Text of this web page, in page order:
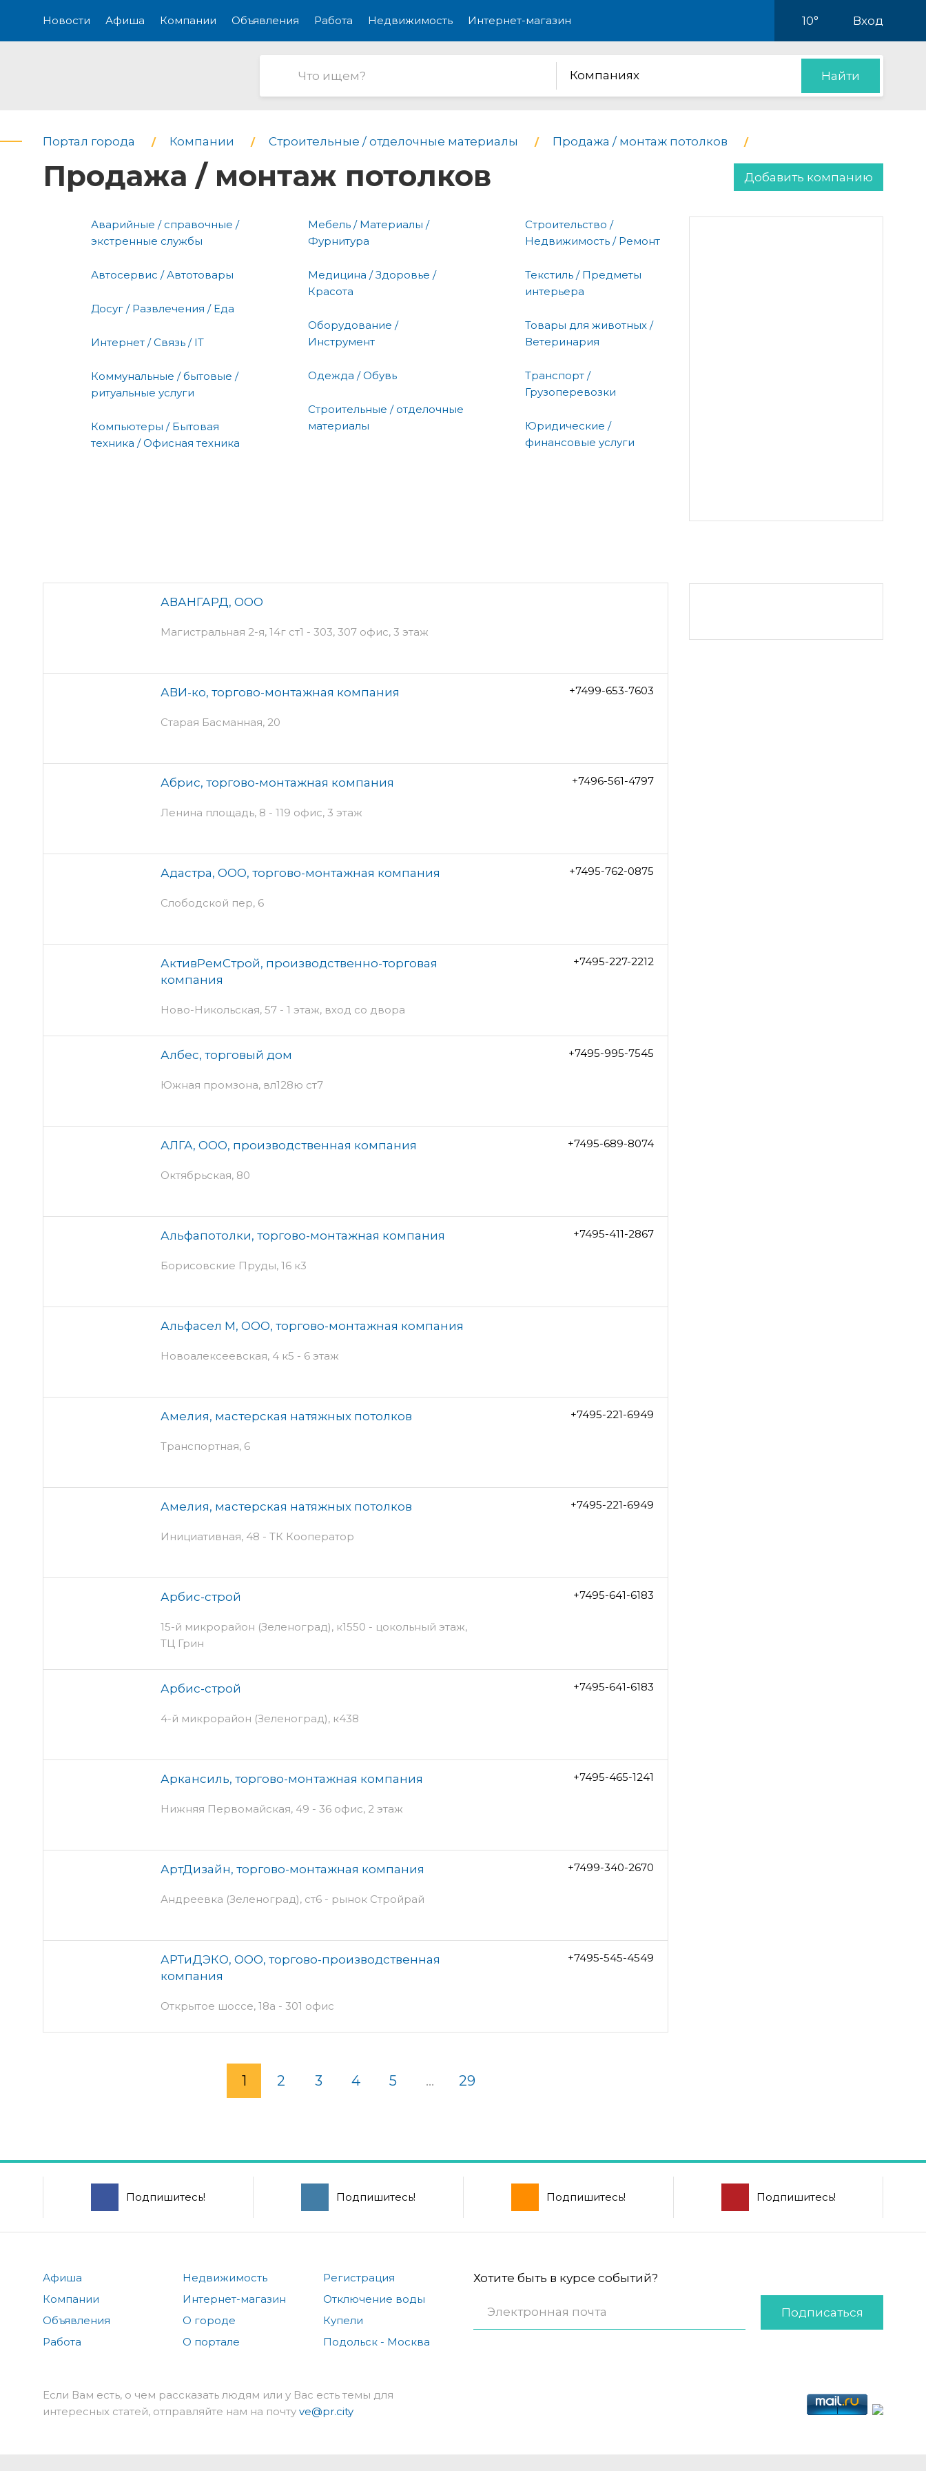
Новости Афиша Компании Объявления Работа Недвижимость Интернет-магазин 10° Вход
Компаниях Найти
Портал города Компании Строительные / отделочные материалы Продажа / монтаж потолков
Продажа / монтаж потолков Добавить компанию
Аварийные / справочные /
экстренные службы
Автосервис / Автотовары
Досуг / Развлечения / Еда
Интернет / Связь / IT
Коммунальные / бытовые /
ритуальные услуги
Компьютеры / Бытовая
техника / Офисная техника
Мебель / Материалы /
Фурнитура
Медицина / Здоровье /
Красота
Оборудование /
Инструмент
Одежда / Обувь
Строительные / отделочные
материалы
Строительство /
Недвижимость / Ремонт
Текстиль / Предметы
интерьера
Товары для животных /
Ветеринария
Транспорт /
Грузоперевозки
Юридические /
финансовые услуги
АВАНГАРД, ООО
Магистральная 2-я, 14г ст1 - 303, 307 офис, 3 этаж
АВИ-ко, торгово-монтажная компания
Старая Басманная, 20
+7499-653-7603
Абрис, торгово-монтажная компания
Ленина площадь, 8 - 119 офис, 3 этаж
+7496-561-4797
Адастра, ООО, торгово-монтажная компания
Слободской пер, 6
+7495-762-0875
АктивРемСтрой, производственно-торговая
компания
Ново-Никольская, 57 - 1 этаж, вход со двора
+7495-227-2212
Албес, торговый дом
Южная промзона, вл128ю ст7
+7495-995-7545
АЛГА, ООО, производственная компания
Октябрьская, 80
+7495-689-8074
Альфапотолки, торгово-монтажная компания
Борисовские Пруды, 16 к3
+7495-411-2867
Альфасел М, ООО, торгово-монтажная компания
Новоалексеевская, 4 к5 - 6 этаж
Амелия, мастерская натяжных потолков
Транспортная, 6
+7495-221-6949
Амелия, мастерская натяжных потолков
Инициативная, 48 - ТК Кооператор
+7495-221-6949
Арбис-строй
15-й микрорайон (Зеленоград), к1550 - цокольный этаж,
ТЦ Грин
+7495-641-6183
Арбис-строй
4-й микрорайон (Зеленоград), к438
+7495-641-6183
Аркансиль, торгово-монтажная компания
Нижняя Первомайская, 49 - 36 офис, 2 этаж
+7495-465-1241
АртДизайн, торгово-монтажная компания
Андреевка (Зеленоград), ст6 - рынок Стройрай
+7499-340-2670
АРТиДЭКО, ООО, торгово-производственная
компания
Открытое шоссе, 18а - 301 офис
+7495-545-4549
1 2 3 4 5 ... 29
Подпишитесь! Подпишитесь! Подпишитесь! Подпишитесь!
Афиша
Компании
Объявления
Работа
Недвижимость
Интернет-магазин
О городе
О портале
Регистрация
Отключение воды
Купели
Подольск - Москва
Хотите быть в курсе событий?
Подписаться
Если Вам есть, о чем рассказать людям или у Вас есть темы для
интересных статей, отправляйте нам на почту ve@pr.city